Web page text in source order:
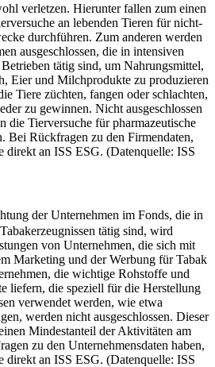
verletzen. Hierunter fallen zum einen
an lebenden Tieren für nicht-
durchführen. Zum anderen werden
ausgeschlossen, die in intensiven
tätig sind, um Nahrungsmittel,
Eier und Milchprodukte zu produzieren
Tiere züchten, fangen oder schlachten,
zu gewinnen. Nicht ausgeschlossen
die Tierversuche für pharmazeutische
Bei Rückfragen zu den Firmendaten,
direkt an ISS ESG. (Datenquelle: ISS
der Unternehmen im Fonds, die in
tätig sind, wird
von Unternehmen, die sich mit
Marketing und der Werbung für Tabak
die wichtige Rohstoffe und
liefern, die speziell für die Herstellung
verwendet werden, wie etwa
werden nicht ausgeschlossen. Dieser
Mindestanteil der Aktivitäten am
zu den Unternehmensdaten haben,
direkt an ISS ESG. (Datenquelle: ISS